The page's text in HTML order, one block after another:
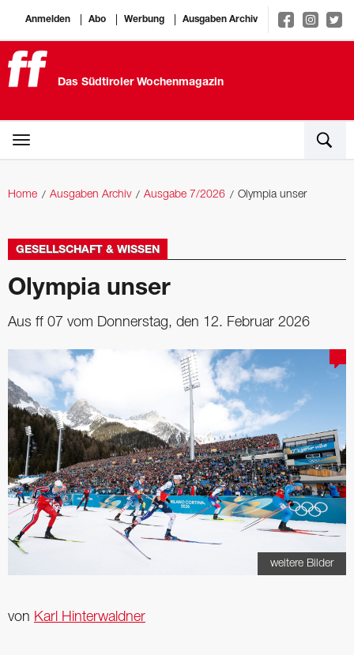
Anmelden Abo Werbung Ausgaben Archiv
Das Südtiroler Wochenmagazin
Home Ausgaben Archiv Ausgabe 7/2026 Olympia unser
GESELLSCHAFT & WISSEN
Olympia unser
Aus ff 07 vom Donnerstag, den 12. Februar 2026
weitere Bilder
von Karl Hinterwaldner